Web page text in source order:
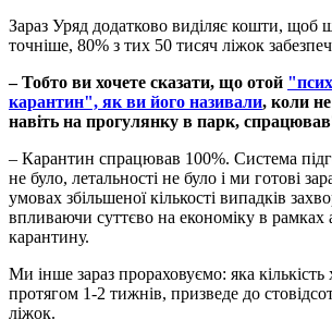
Зараз Уряд додатково виділяє кошти, щоб
точніше, 80% з тих 50 тисяч ліжок
– Тобто ви хочете сказати, що отой
карантин", як ви його називали, коли
навіть на прогулянку в парк,
– Карантин спрацював 100%. Система
не було, летальності не було і ми готові
умовах збільшеної кількості випадків
впливаючи суттєво на економіку в рамках
карантину.
Ми інше зараз прораховуємо: яка
протягом 1-2 тижнів, призведе до
ліжок.